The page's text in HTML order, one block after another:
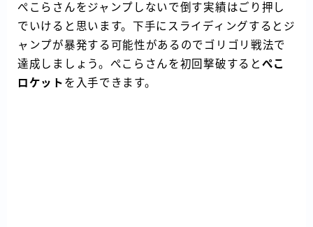
ぺこらさんをジャンプしないで倒す実績はごり押し
でいけると思います。下手にスライディングするとジ
ャンプが暴発する可能性があるのでゴリゴリ戦法で
達成しましょう。ぺこらさんを初回撃破すると ぺこ
ロケット を入手できます。